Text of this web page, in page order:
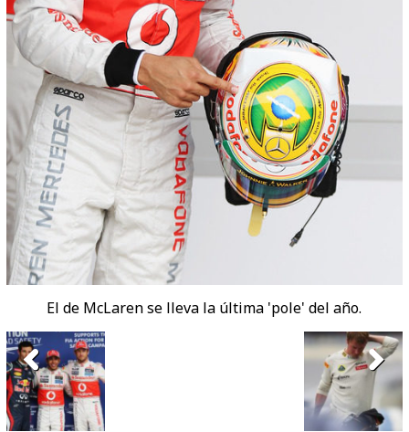
El de McLaren se lleva la última 'pole' del año.